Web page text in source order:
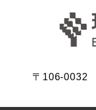
〒106-0032